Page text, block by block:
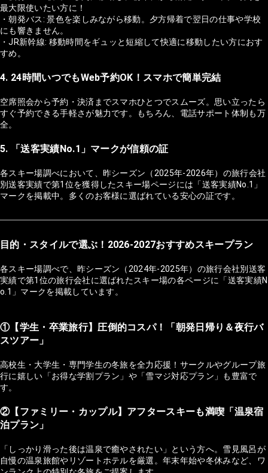
最大限使いたい方に！
・朝発バス: 景色を楽しみながら移動。夕方帰着で翌日の仕事や学校
にも響きません。
・JR新幹線: 移動時間をギュッと短縮して快適に移動したい方におす
すめ。
4. 24時間いつでもWeb予約OK！スマホで簡単完結
空席照会から予約・決済までスマホひとつでスムーズ。思い立ったら
すぐ予約できる手軽さが魅力です。もちろん、電話サポート体制も万
全。
5. 「送客実績No.1」マークが信頼の証
各スキー場調べにおいて、昨シーズン（2025年-2026年）の旅行会社
別送客実績で第1位を獲得したスキー場ページには「送客実績No.1」
マークを掲載中。多くのお客様に選ばれている安心の証です。
目的・スタイルで選ぶ！2026-2027おすすめスキープラン
各スキー場調べで、昨シーズン（2024年-2025年）の旅行会社別送客
実績で第1位の旅行会社に選ばれたスキー場の各ページに「送客実績N
o.1」マークを掲載しています。
①【学生・卒業旅行】圧倒的コスパ！「朝発日帰り＆夜行バ
スツアー」
高校生・大学生・専門学生の冬旅を全力応援！サークルやグループ旅
行に嬉しい「お得な学割プラン」や「雪マジ対応プラン」も豊富で
す。
②【ファミリー・カップル】アフタースキーも満喫「温泉宿
泊プラン」
「しっかり滑った後は温泉で癒やされたい」という方へ。雪見風呂が
自慢の温泉旅館やリゾートホテルを厳選。年末年始や冬休みなど、ワ